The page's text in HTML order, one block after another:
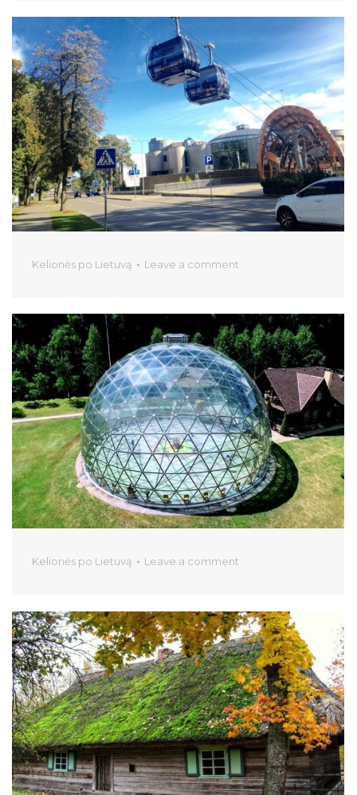
Kelionės po Lietuvą Leave a comment
Kelionės po Lietuvą Leave a comment